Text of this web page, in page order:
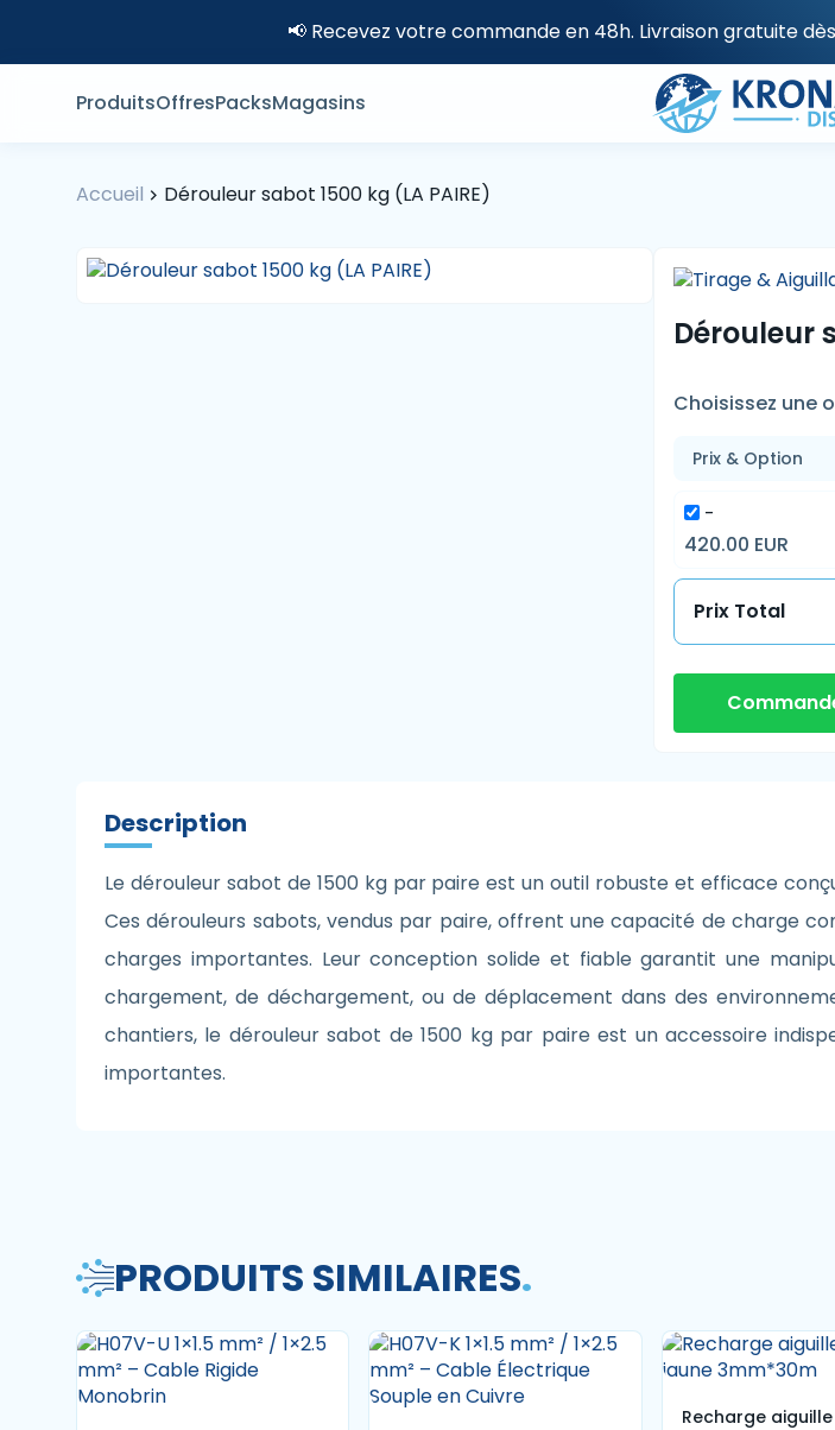
📢 Recevez votre commande en 48h. Livraison gratuite dès
ProduitsOffresPacksMagasins
Accueil Dérouleur sabot 1500 kg (LA PAIRE)
Dérouleur
Choisissez une
Prix & Option
-
420.00 EUR
Prix Total
Description
Le dérouleur sabot de 1500 kg par paire est un outil robuste et efficace
Ces dérouleurs sabots, vendus par paire, offrent une capacité de charge
charges importantes. Leur conception solide et fiable garantit une
chargement, de déchargement, ou de déplacement dans des
chantiers, le dérouleur sabot de 1500 kg par paire est un accessoire
importantes.
PRODUITS SIMILAIRES.
Recharge